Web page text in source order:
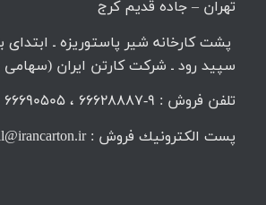
تهران – جاده قديم كرج
پشت کارخانه شیر پاستوریزه ـ ابتدای
سپید رود ـ شرکت کارتن ایران (سهامی
تلفن فروش : 9-66628887 ، 66690505 ، 66636090
پست الكترونيك فروش : sell@irancarton.ir